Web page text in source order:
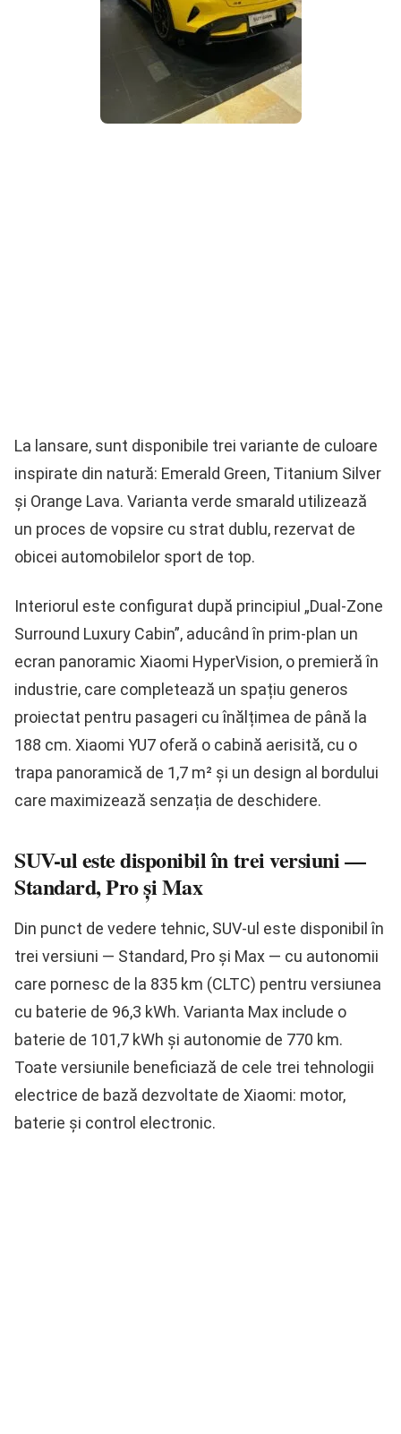
La lansare, sunt disponibile trei variante de culoare
inspirate din natură: Emerald Green, Titanium Silver
și Orange Lava. Varianta verde smarald utilizează
un proces de vopsire cu strat dublu, rezervat de
obicei automobilelor sport de top.
Interiorul este configurat după principiul „Dual-Zone
Surround Luxury Cabin”, aducând în prim-plan un
ecran panoramic Xiaomi HyperVision, o premieră în
industrie, care completează un spațiu generos
proiectat pentru pasageri cu înălțimea de până la
188 cm. Xiaomi YU7 oferă o cabină aerisită, cu o
trapa panoramică de 1,7 m² și un design al bordului
care maximizează senzația de deschidere.
SUV-ul este disponibil în trei versiuni —
Standard, Pro și Max
Din punct de vedere tehnic, SUV-ul este disponibil în
trei versiuni — Standard, Pro și Max — cu autonomii
care pornesc de la 835 km (CLTC) pentru versiunea
cu baterie de 96,3 kWh. Varianta Max include o
baterie de 101,7 kWh și autonomie de 770 km.
Toate versiunile beneficiază de cele trei tehnologii
electrice de bază dezvoltate de Xiaomi: motor,
baterie și control electronic.